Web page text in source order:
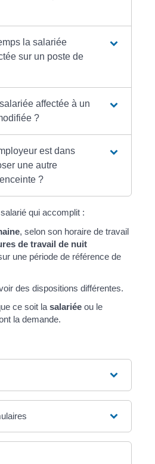
la salariée
sur un poste de
affectée à un
?
est dans
une autre
?
qui accomplit :
, selon son horaire de travail
de travail de nuit
une période de référence de
des dispositions différentes.
ce soit lasalariée ou le
la demande.